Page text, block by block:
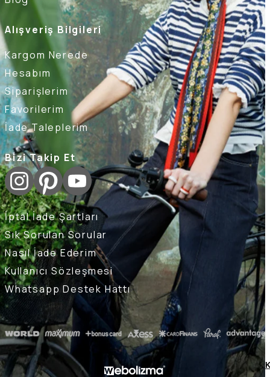
Alışveriş Bilgileri
Kargom Nerede
Hesabım
Siparişlerim
Favorilerim
İade Taleplerim
Bizi Takip Et
İptal İade Şartları
Sık Sorulan Sorular
Nasıl İade Ederim
Kullanıcı Sözleşmesi
Whatsapp Destek Hattı